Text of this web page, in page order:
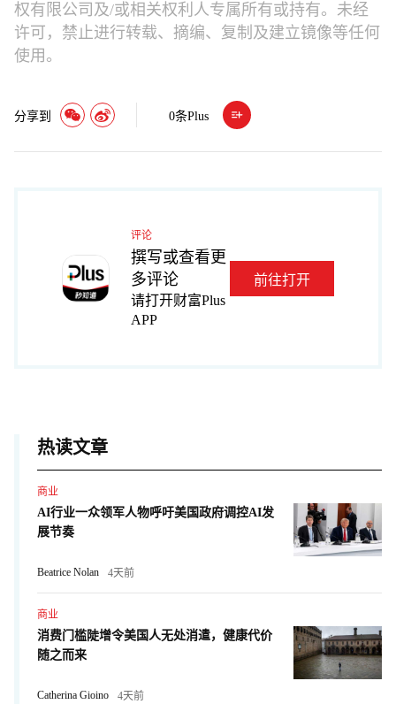
权有限公司及/或相关权利人专属所有或持有。未经
许可，禁止进行转载、摘编、复制及建立镜像等任何
使用。
分享到 0条Plus
评论
撰写或查看更
多评论
请打开财富Plus
APP
前往打开
热读文章
商业
AI行业一众领军人物呼吁美国政府调控AI发
展节奏
Beatrice Nolan 4天前
商业
消费门槛陡增令美国人无处消遣，健康代价
随之而来
Catherina Gioino 4天前